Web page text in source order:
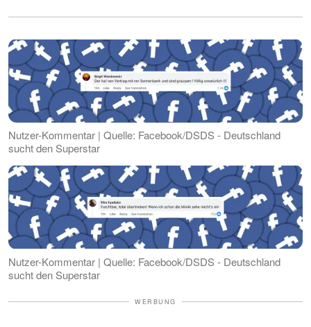
Nutzer-Kommentar | Quelle: Facebook/DSDS - Deutschland
sucht den Superstar
Nutzer-Kommentar | Quelle: Facebook/DSDS - Deutschland
sucht den Superstar
WERBUNG